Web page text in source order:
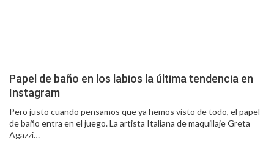
Papel de baño en los labios la última tendencia en
Instagram
Pero justo cuando pensamos que ya hemos visto de todo, el papel
de baño entra en el juego. La artista Italiana de maquillaje Greta
Agazzi…